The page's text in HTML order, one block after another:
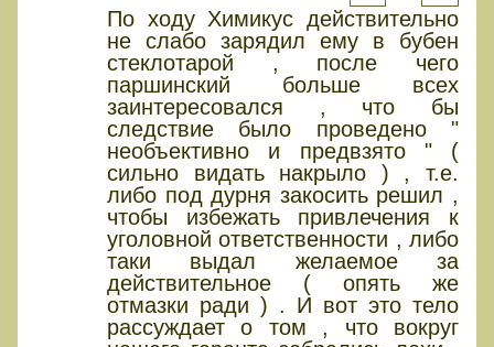
По ходу Химикус действительно
не слабо зарядил ему в бубен
стеклотарой , после чего
паршинский больше всех
заинтересовался , что бы
следствие было проведено "
необъективно и предвзято " (
сильно видать накрыло ) , т.е.
либо под дурня закосить решил ,
чтобы избежать привлечения к
уголовной ответственности , либо
таки выдал желаемое за
действительное ( опять же
отмазки ради ) . И вот это тело
рассуждает о том , что вокруг